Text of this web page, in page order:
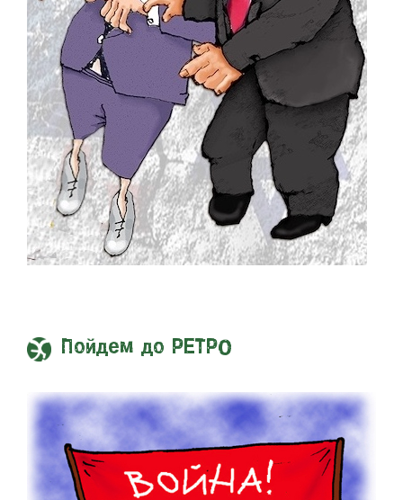
Пойдем до РЕТРО